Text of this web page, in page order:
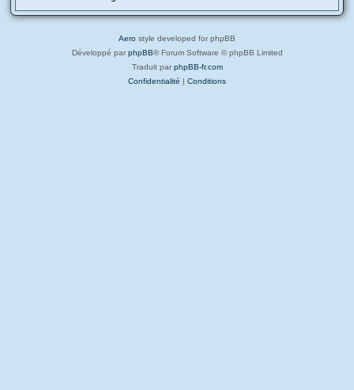
Aero style developed for phpBB
Développé par phpBB® Forum Software © phpBB Limited
Traduit par phpBB-fr.com
Confidentialité | Conditions